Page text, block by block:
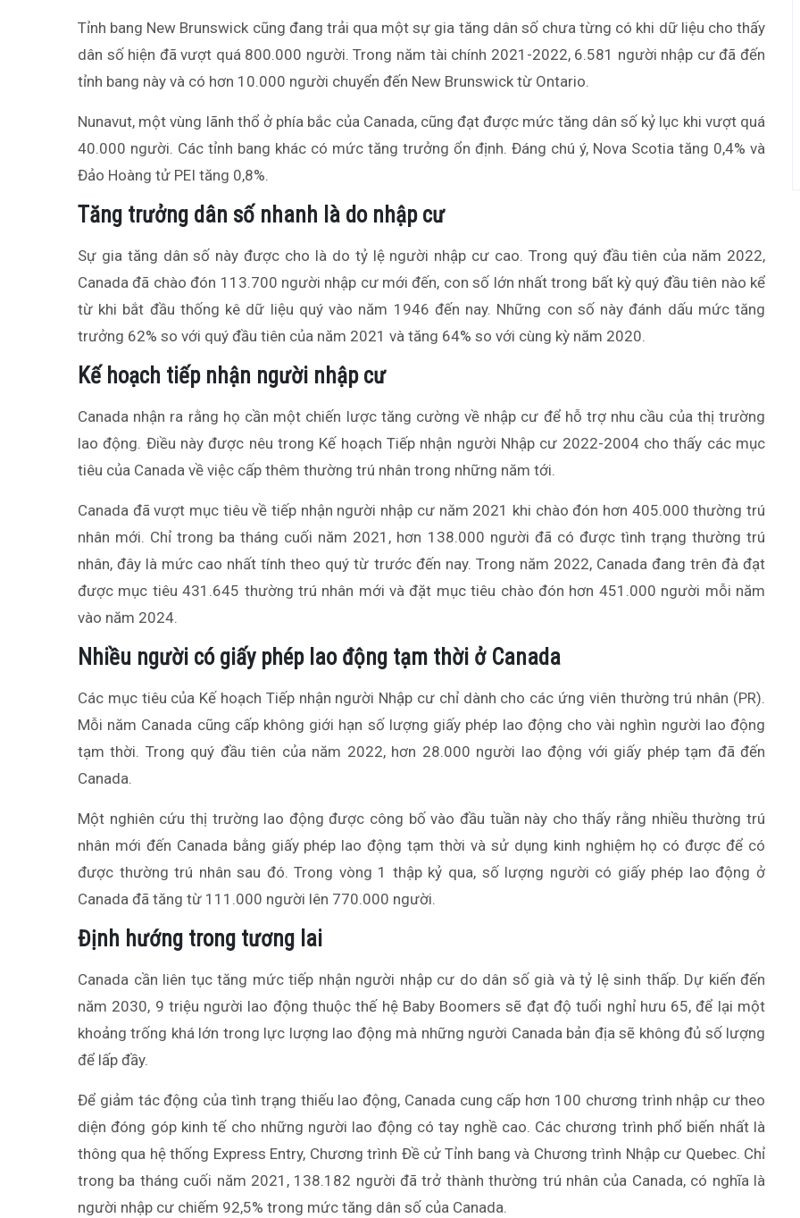
Tỉnh bang New Brunswick cũng đang trải qua một sự gia tăng dân số chưa từng có khi dữ liệu cho thấy
dân số hiện đã vượt quá 800.000 người. Trong năm tài chính 2021-2022, 6.581 người nhập cư đã đến
tỉnh bang này và có hơn 10.000 người chuyển đến New Brunswick từ Ontario.
Nunavut, một vùng lãnh thổ ở phía bắc của Canada, cũng đạt được mức tăng dân số kỷ lục khi vượt quá
40.000 người. Các tỉnh bang khác có mức tăng trưởng ổn định. Đáng chú ý, Nova Scotia tăng 0,4% và
Đảo Hoàng tử PEI tăng 0,8%.
Tăng trưởng dân số nhanh là do nhập cư
Sự gia tăng dân số này được cho là do tỷ lệ người nhập cư cao. Trong quý đầu tiên của năm 2022,
Canada đã chào đón 113.700 người nhập cư mới đến, con số lớn nhất trong bất kỳ quý đầu tiên nào kể
từ khi bắt đầu thống kê dữ liệu quý vào năm 1946 đến nay. Những con số này đánh dấu mức tăng
trưởng 62% so với quý đầu tiên của năm 2021 và tăng 64% so với cùng kỳ năm 2020.
Kế hoạch tiếp nhận người nhập cư
Canada nhận ra rằng họ cần một chiến lược tăng cường về nhập cư để hỗ trợ nhu cầu của thị trường
lao động. Điều này được nêu trong Kế hoạch Tiếp nhận người Nhập cư 2022-2004 cho thấy các mục
tiêu của Canada về việc cấp thêm thường trú nhân trong những năm tới.
Canada đã vượt mục tiêu về tiếp nhận người nhập cư năm 2021 khi chào đón hơn 405.000 thường trú
nhân mới. Chỉ trong ba tháng cuối năm 2021, hơn 138.000 người đã có được tình trạng thường trú
nhân, đây là mức cao nhất tính theo quý từ trước đến nay. Trong năm 2022, Canada đang trên đà đạt
được mục tiêu 431.645 thường trú nhân mới và đặt mục tiêu chào đón hơn 451.000 người mỗi năm
vào năm 2024.
Nhiều người có giấy phép lao động tạm thời ở Canada
Các mục tiêu của Kế hoạch Tiếp nhận người Nhập cư chỉ dành cho các ứng viên thường trú nhân (PR).
Mỗi năm Canada cũng cấp không giới hạn số lượng giấy phép lao động cho vài nghìn người lao động
tạm thời. Trong quý đầu tiên của năm 2022, hơn 28.000 người lao động với giấy phép tạm đã đến
Canada.
Một nghiên cứu thị trường lao động được công bố vào đầu tuần này cho thấy rằng nhiều thường trú
nhân mới đến Canada bằng giấy phép lao động tạm thời và sử dụng kinh nghiệm họ có được để có
được thường trú nhân sau đó. Trong vòng 1 thập kỷ qua, số lượng người có giấy phép lao động ở
Canada đã tăng từ 111.000 người lên 770.000 người.
Định hướng trong tương lai
Canada cần liên tục tăng mức tiếp nhận người nhập cư do dân số già và tỷ lệ sinh thấp. Dự kiến đến
năm 2030, 9 triệu người lao động thuộc thế hệ Baby Boomers sẽ đạt độ tuổi nghỉ hưu 65, để lại một
khoảng trống khá lớn trong lực lượng lao động mà những người Canada bản địa sẽ không đủ số lượng
để lấp đầy.
Để giảm tác động của tình trạng thiếu lao động, Canada cung cấp hơn 100 chương trình nhập cư theo
diện đóng góp kinh tế cho những người lao động có tay nghề cao. Các chương trình phổ biến nhất là
thông qua hệ thống Express Entry, Chương trình Đề cử Tỉnh bang và Chương trình Nhập cư Quebec. Chỉ
trong ba tháng cuối năm 2021, 138.182 người đã trở thành thường trú nhân của Canada, có nghĩa là
người nhập cư chiếm 92,5% trong mức tăng dân số của Canada.